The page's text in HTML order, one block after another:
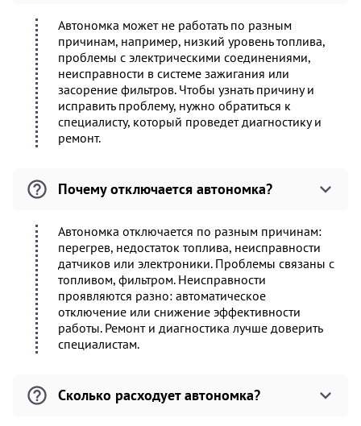
Автономка может не работать по разным
причинам, например, низкий уровень топлива,
проблемы с электрическими соединениями,
неисправности в системе зажигания или
засорение фильтров. Чтобы узнать причину и
исправить проблему, нужно обратиться к
специалисту, который проведет диагностику и
ремонт.
Почему отключается автономка?
Автономка отключается по разным причинам:
перегрев, недостаток топлива, неисправности
датчиков или электроники. Проблемы связаны с
топливом, фильтром. Неисправности
проявляются разно: автоматическое
отключение или снижение эффективности
работы. Ремонт и диагностика лучше доверить
специалистам.
Сколько расходует автономка?